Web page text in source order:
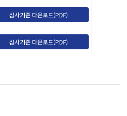
심사기준 다운로드(PDF)
심사기준 다운로드(PDF)